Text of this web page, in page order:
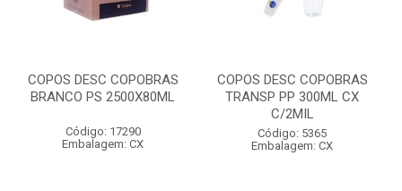
COPOS DESC COPOBRAS
BRANCO PS 2500X80ML
Código: 17290
Embalagem: CX
COPOS DESC COPOBRAS
TRANSP PP 300ML CX
C/2MIL
Código: 5365
Embalagem: CX